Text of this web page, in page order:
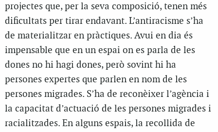
projectes que, per la seva composició, tenen més
dificultats per tirar endavant. L’antiracisme s’ha
de materialitzar en pràctiques. Avui en dia és
impensable que en un espai on es parla de les
dones no hi hagi dones, però sovint hi ha
persones expertes que parlen en nom de les
persones migrades. S’ha de reconèixer l’agència i
la capacitat d’actuació de les persones migrades i
racialitzades. En alguns espais, la recollida de